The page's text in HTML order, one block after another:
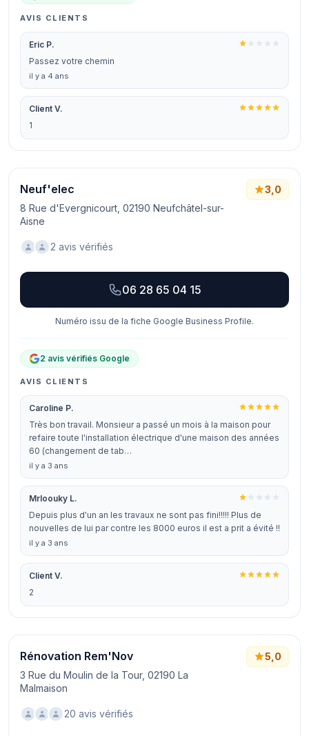
AVIS CLIENTS
Eric P.
Passez votre chemin
il y a 4 ans
Client V.
1
Neuf'elec
8 Rue d'Evergnicourt, 02190 Neufchâtel-sur-
Aisne
3,0
2 avis vérifiés
06 28 65 04 15
Numéro issu de la fiche Google Business Profile.
2 avis vérifiés Google
AVIS CLIENTS
Caroline P.
Très bon travail. Monsieur a passé un mois à la maison pour
refaire toute l'installation électrique d'une maison des années
60 (changement de tab…
il y a 3 ans
Mrloouky L.
Depuis plus d'un an les travaux ne sont pas fini!!!!! Plus de
nouvelles de lui par contre les 8000 euros il est a prit a évité !!
il y a 3 ans
Client V.
2
Rénovation Rem'Nov
3 Rue du Moulin de la Tour, 02190 La
Malmaison
5,0
20 avis vérifiés